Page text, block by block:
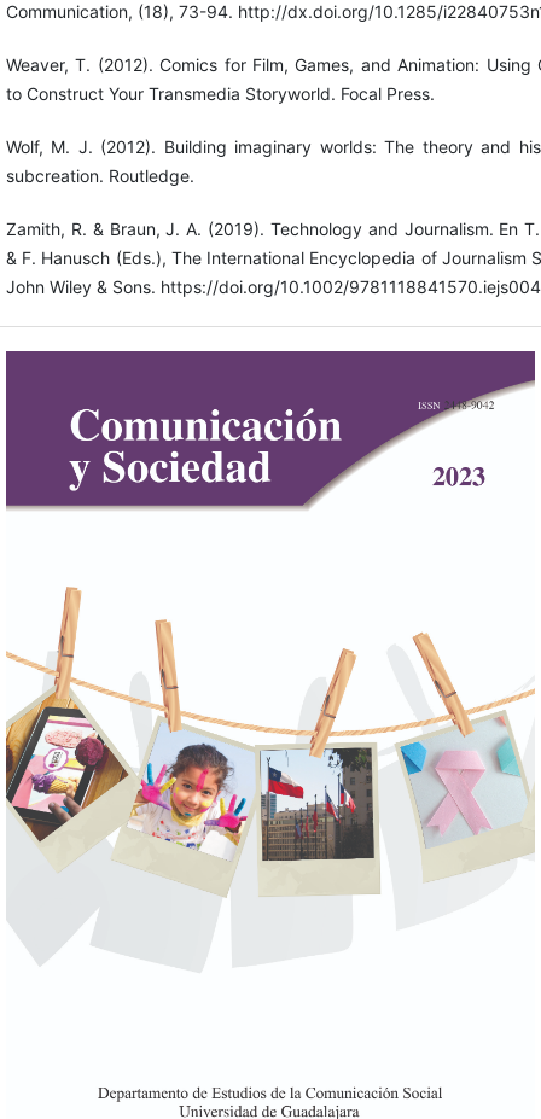
Communication, (18), 73-94. http://dx.doi.org/10.1285/
Weaver, T. (2012). Comics for Film, Games, and Animation: Using
to Construct Your Transmedia Storyworld. Focal Press.
Wolf, M. J. (2012). Building imaginary worlds: The theory and
subcreation. Routledge.
Zamith, R. & Braun, J. A. (2019). Technology and Journalism. En
& F. Hanusch (Eds.), The International Encyclopedia of Journalism
John Wiley & Sons. https://doi.org/10.1002/